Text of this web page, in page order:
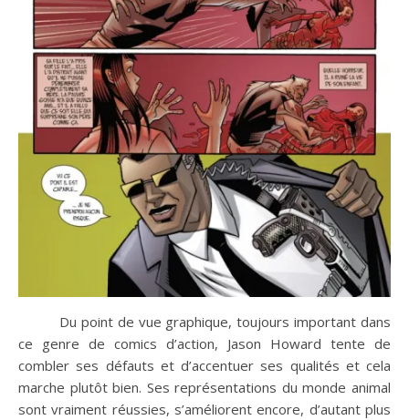
Du point de vue graphique, toujours important dans
ce genre de comics d’action, Jason Howard tente de
combler ses défauts et d’accentuer ses qualités et cela
marche plutôt bien. Ses représentations du monde animal
sont vraiment réussies, s’améliorent encore, d’autant plus